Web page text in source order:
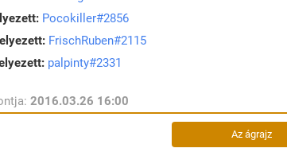
Pocokiller#2856
FrischRuben#2115
palpinty#2331
2016.03.26 16:00
Az ágrajz